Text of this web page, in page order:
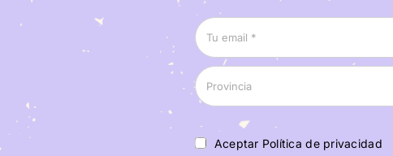
Aceptar Política de privacidad